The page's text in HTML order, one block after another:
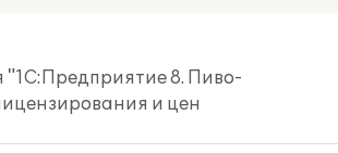
"1С:Предприятие 8. Пиво-
и цен